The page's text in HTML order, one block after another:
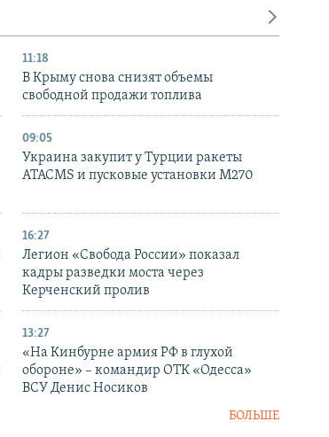
11:18
В Крыму снова снизят объемы
свободной продажи топлива
09:05
Украина закупит у Турции ракеты
ATACMS и пусковые установки M270
16:27
Легион «Свобода России» показал
кадры разведки моста через
Керченский пролив
13:27
«На Кинбурне армия РФ в глухой
обороне» – командир ОТК «Одесса»
ВСУ Денис Носиков
БОЛЬШЕ